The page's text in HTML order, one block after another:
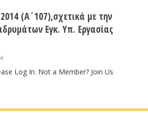
(Α΄107),σχετικά με την
Εγκ. Υπ. Εργασίας
Log In. Not a Member? Join Us